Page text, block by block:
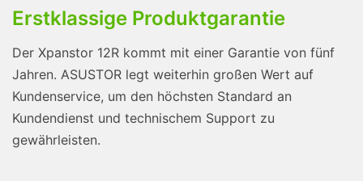
Erstklassige Produktgarantie
Der Xpanstor 12R kommt mit einer Garantie von fünf
Jahren. ASUSTOR legt weiterhin großen Wert auf
Kundenservice, um den höchsten Standard an
Kundendienst und technischem Support zu
gewährleisten.